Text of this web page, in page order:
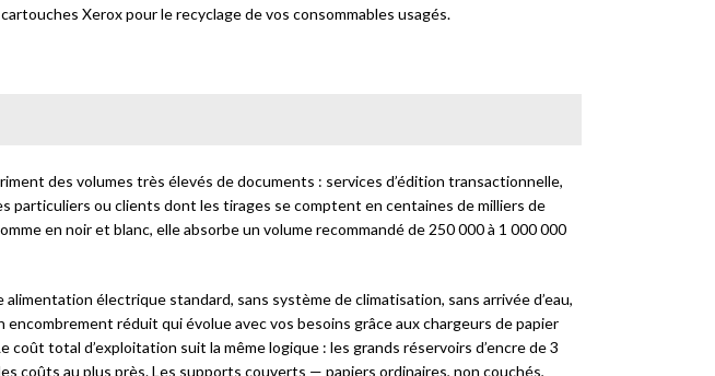
Xerox pour le recyclage de vos consommables usagés.
des volumes très élevés de documents : services d’édition transactionnelle,
particuliers ou clients dont les tirages se comptent en centaines de milliers de
en noir et blanc, elle absorbe un volume recommandé de 250 000 à 1 000 000
électrique standard, sans système de climatisation, sans arrivée d’eau,
réduit qui évolue avec vos besoins grâce aux chargeurs de papier
coût total d’exploitation suit la même logique : les grands réservoirs d’encre de 3
coûts au plus près. Les supports couverts — papiers ordinaires, non couchés,